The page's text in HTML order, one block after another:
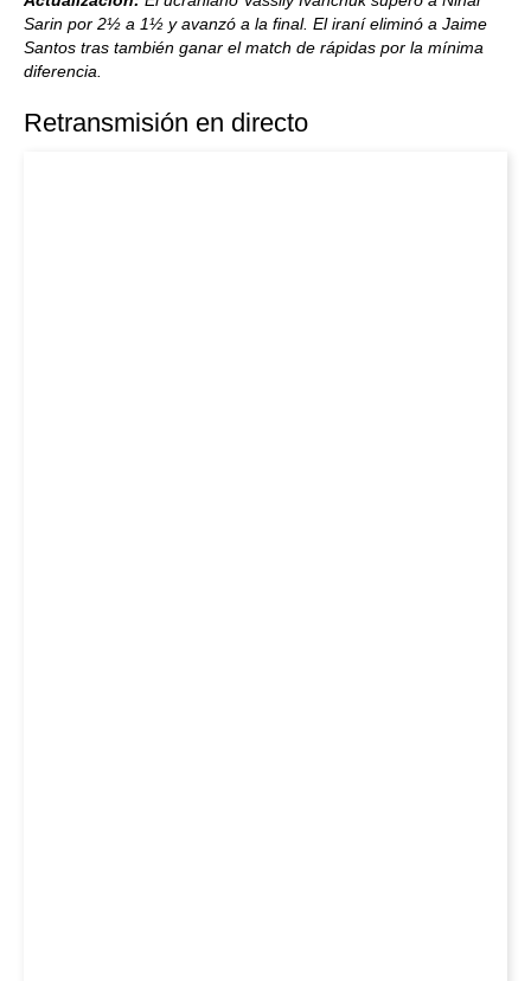
Sarin por 2½ a 1½ y avanzó a la final. El iraní eliminó a Jaime
Santos tras también ganar el match de rápidas por la mínima
diferencia.
Retransmisión en directo